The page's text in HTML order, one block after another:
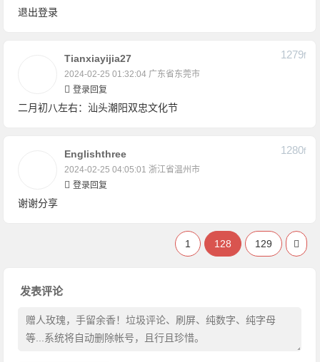
退出登录
Tianxiayijia27
2024-02-25 01:32:04 广东省东莞市
1279F
登录回复
二月初八左右：汕头潮阳双忠文化节
Englishthree
2024-02-25 04:05:01 浙江省温州市
1280F
登录回复
谢谢分享
1 128 129
发表评论